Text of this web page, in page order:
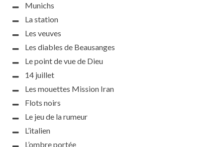
Munichs
La station
Les veuves
Les diables de Beausanges
Le point de vue de Dieu
14 juillet
Les mouettes Mission Iran
Flots noirs
Le jeu de la rumeur
L’italien
L’ombre portée